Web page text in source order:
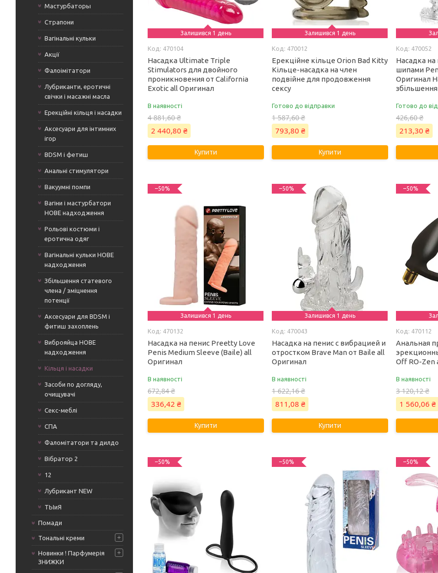
Мастурбаторы
Страпони
Вагінальні кульки
Акції
Фалоімітатори
Лубриканти, еротичні
свічки і масажні масла
Ерекційні кільця і насадки
Аксесуари для інтимних
ігор
BDSM і фетиш
Анальні стимулятори
Вакуумні помпи
Вагіни і мастурбатори
НОВЕ надходження
Рольові костюми і
еротична одяг
Вагінальні кульки НОВЕ
надходження
Збільшення статевого
члена / зміцнення
потенції
Аксесуари для BDSM і
фитиш захоплень
Виброяйца НОВЕ
надходження
Кільця і насадки
Засоби по догляду,
очищувачі
Секс-меблі
СПА
Фаломітатори та дилдо
Вібратор 2
12
Лубрикант NEW
ТЫиЯ
Помади
Тональні креми
Новинки ! Парфумерія
ЗНИЖКИ
Залишився 1 день
470104
Насадка Ultimate Triple
Stimulators для двойного
проникновения от California
Exotic all Оригинал
В наявності
4 881,60 ₴
2 440,80 ₴
Купити
Залишився 1 день
470012
Ерекційне кільце Orion Bad Kitty
Кільце-насадка на член
подвійне для продовження
сексу
Готово до відправки
1 587,60 ₴
793,80 ₴
Купити
470052
Насадка на
шипами
Оригинал
Готово до
426,60 ₴
213,30 ₴
–50%
Залишився 1 день
470132
Насадка на пенис Preetty Love
Penis Medium Sleeve (Baile) all
Оригинал
В наявності
672,84 ₴
336,42 ₴
Купити
–50%
Залишився 1 день
470043
Насадка на пенис с вибрацией и
отростком Brave Man от Baile all
Оригинал
В наявності
1 622,16 ₴
811,08 ₴
Купити
–50%
470112
Анальная
Off RO-Zen
В наявності
3 120,12 ₴
1 560,06 ₴
–50% –50% –50%